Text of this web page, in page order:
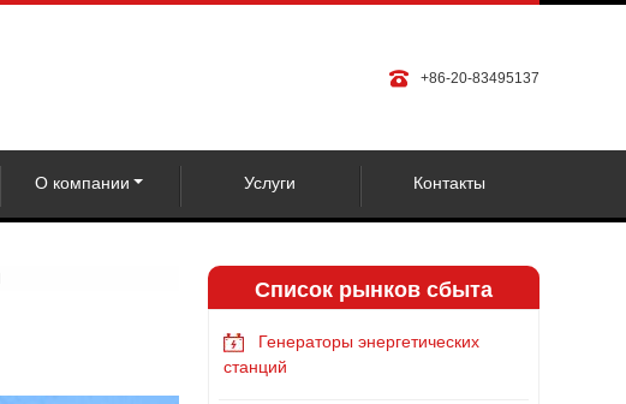
+86-20-83495137
О компании Услуги Контакты
Список рынков сбыта
Генераторы энергетических
станций